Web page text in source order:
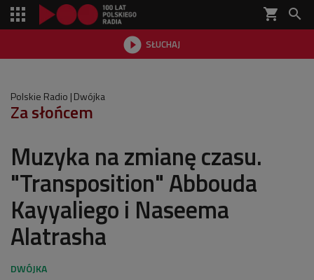
shopping_cart 
 SŁUCHAJ

Polskie Radio Dwójka
Za słońcem
Muzyka na zmianę czasu.
"Transposition" Abbouda
Kayyaliego i Naseema
Alatrasha